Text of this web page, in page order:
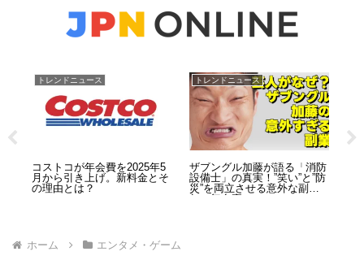
トレンドニュース
コストコが年会費を2025年5
月から引き上げ。新料金とそ
の理由とは？
トレンドニュース
ザブングル加藤が語る「消防
設備士」の真実！”笑い”と”防
災”を両立させる意外な副業5
ホーム エンタメ・ゲーム